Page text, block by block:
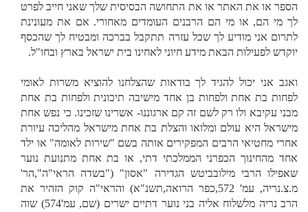
הספר או את האתר או את התחושה הבסיסית שלך שאני חייב לפרט
לך מי הם, או מי הם הרבנים העומדים מאחורי. אם את מעונינת
לתרום אני מודיע לך שכל עזרה תתקבל בברכה ומבטיח לך שהכסף
יוקדש לפעילות הבאת מידע חיוני לאחינו בית ישראל בארץ ובחו"ל.
ואגב אני יכול להגיד לך בודאות שהצלחנו להוציא משרות לאומי
לפחות בת אחת ולפחות בן אחד מישיבה תיכונית ולפחות בת אחת
מבני עקיבא ולו רק לשם זה קם ארגוננו- אשרינו שזכינו. כי נפש אחת
מישראל היא עולם ומלואו והצלת בת אחת מישראל מהליכה עיורת
אחרי מחטיאי הרבים המפקירים אותה בשם "שירות לאומה" או ילד
אחד מהחינוך הכפרני הממלכתי דתי, או בת אחת מתנועת נוער
שאפילו הרבי מילובביטש הגדירה "אסון" ("בשדה הראי"ה",הר'
מ.צ.נריה, עמ' 572,כפר הרואה,תשנ"א) והראי"ה קוק הזהיר את
הרב נריה מלשלוח אליה בני נוער דתיים ישרים (שם, עמ'574) שוה